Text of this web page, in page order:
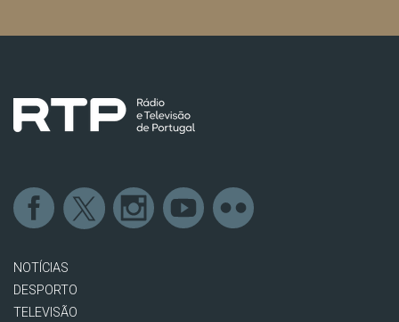
NOTÍCIAS
DESPORTO
TELEVISÃO